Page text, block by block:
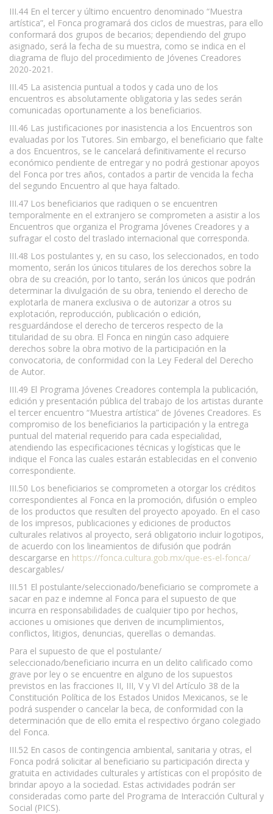
III.44 En el tercer y último encuentro denominado “Muestra
artística”, el Fonca programará dos ciclos de muestras, para ello
conformará dos grupos de becarios; dependiendo del grupo
asignado, será la fecha de su muestra, como se indica en el
diagrama de flujo del procedimiento de Jóvenes Creadores
2020-2021.
III.45 La asistencia puntual a todos y cada uno de los
encuentros es absolutamente obligatoria y las sedes serán
comunicadas oportunamente a los beneficiarios.
III.46 Las justificaciones por inasistencia a los Encuentros son
evaluadas por los Tutores. Sin embargo, el beneficiario que falte
a dos Encuentros, se le cancelará definitivamente el recurso
económico pendiente de entregar y no podrá gestionar apoyos
del Fonca por tres años, contados a partir de vencida la fecha
del segundo Encuentro al que haya faltado.
III.47 Los beneficiarios que radiquen o se encuentren
temporalmente en el extranjero se comprometen a asistir a los
Encuentros que organiza el Programa Jóvenes Creadores y a
sufragar el costo del traslado internacional que corresponda.
III.48 Los postulantes y, en su caso, los seleccionados, en todo
momento, serán los únicos titulares de los derechos sobre la
obra de su creación, por lo tanto, serán los únicos que podrán
determinar la divulgación de su obra, teniendo el derecho de
explotarla de manera exclusiva o de autorizar a otros su
explotación, reproducción, publicación o edición,
resguardándose el derecho de terceros respecto de la
titularidad de su obra. El Fonca en ningún caso adquiere
derechos sobre la obra motivo de la participación en la
convocatoria, de conformidad con la Ley Federal del Derecho
de Autor.
III.49 El Programa Jóvenes Creadores contempla la publicación,
edición y presentación pública del trabajo de los artistas durante
el tercer encuentro “Muestra artística” de Jóvenes Creadores. Es
compromiso de los beneficiarios la participación y la entrega
puntual del material requerido para cada especialidad,
atendiendo las especificaciones técnicas y logísticas que le
indique el Fonca las cuales estarán establecidas en el convenio
correspondiente.
III.50 Los beneficiarios se comprometen a otorgar los créditos
correspondientes al Fonca en la promoción, difusión o empleo
de los productos que resulten del proyecto apoyado. En el caso
de los impresos, publicaciones y ediciones de productos
culturales relativos al proyecto, será obligatorio incluir logotipos,
de acuerdo con los lineamientos de difusión que podrán
descargarse en https://fonca.cultura.gob.mx/que-es-el-fonca/
descargables/
III.51 El postulante/seleccionado/beneficiario se compromete a
sacar en paz e indemne al Fonca para el supuesto de que
incurra en responsabilidades de cualquier tipo por hechos,
acciones u omisiones que deriven de incumplimientos,
conflictos, litigios, denuncias, querellas o demandas.
Para el supuesto de que el postulante/
seleccionado/beneficiario incurra en un delito calificado como
grave por ley o se encuentre en alguno de los supuestos
previstos en las fracciones II, III, V y VI del Artículo 38 de la
Constitución Política de los Estados Unidos Mexicanos, se le
podrá suspender o cancelar la beca, de conformidad con la
determinación que de ello emita el respectivo órgano colegiado
del Fonca.
III.52 En casos de contingencia ambiental, sanitaria y otras, el
Fonca podrá solicitar al beneficiario su participación directa y
gratuita en actividades culturales y artísticas con el propósito de
brindar apoyo a la sociedad. Estas actividades podrán ser
consideradas como parte del Programa de Interacción Cultural y
Social (PICS).